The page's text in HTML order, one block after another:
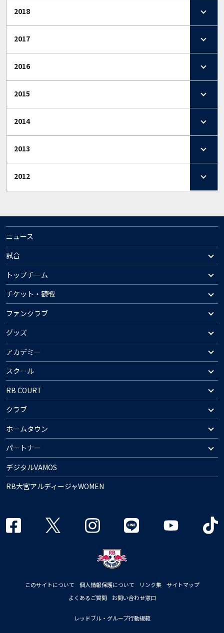
2018
2017
2016
2015
2014
2013
2012
ニュース
試合
トップチーム
チケット・観戦
ファンクラブ
グッズ
アカデミー
スクール
RB COURT
クラブ
ホームタウン
パートナー
デジタルVAMOS
RB大宮アルディージャWOMEN
このサイトについて 個人情報保護について リンク集
サイトマップ
よくあるご質問
お問い合わせ窓口
レッドブル・グループ行動規範